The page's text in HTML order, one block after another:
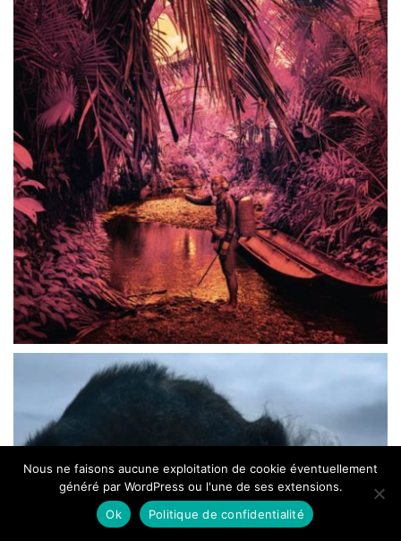
Nous ne faisons aucune exploitation de cookie éventuellement
généré par WordPress ou l'une de ses extensions.
Ok
Politique de confidentialité